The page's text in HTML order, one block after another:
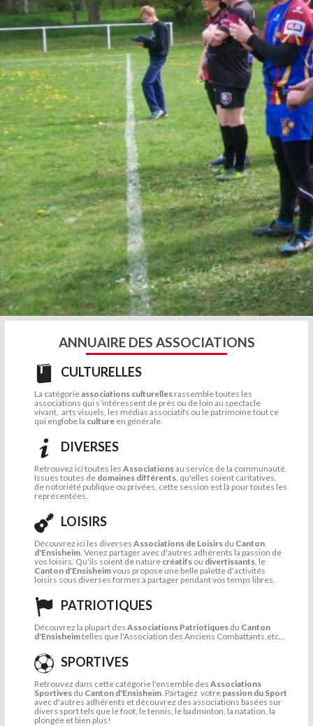
ANNUAIRE DES ASSOCIATIONS
CULTURELLES
La catégorieassociations culturelles rassemble toutes les
associations qui s’intéressent de près ou de loin au spectacle
vivant, arts visuels, les médias associatifs ou le patrimoine tout ce
qui englobe la culture en générale.
DIVERSES
Retrouvez ici toutes les Associationsau service de la communauté.
Issues toutes de domaines différents , qu'elles soient caritatives,
de notoriété publique ou privées, cette session est là pour toutes les
représentées.
LOISIRS
Découvrez ici les diverses Associations de Loisirs du Canton
d'Ensisheim . Venez partager avec d'autres adhérents la passion de
vos loisirs. Qu'ils soient de nature créatifs ou divertissants , le
Canton d'Ensisheimvous propose une belle palette d'activités
loisirs sous diverses formes à partager pendant vos temps libres.
PATRIOTIQUES
Découvrez la plupart des Associations Patriotiques du Canton
d'Ensisheimtelles que l'Association des Anciens Combattants,etc...
SPORTIVES
Retrouvez dans cette catégorie l'ensemble des Associations
Sportives du Canton d'Ensisheim . Partagez votre passion du Sport
avec d'autres adhérents et découvrez des associations basées sur
divers sport tels que le foot, le tennis, le badminton, la natation, la
plongée et bien plus!